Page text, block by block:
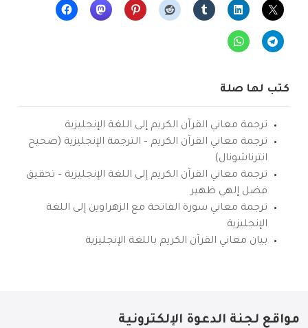
كتب لها صلة
ترجمة معاني القرآن الكريم إلى اللغة الإنجليزية
ترجمة معاني القرآن الكريم – الترجمة الإنجليزية (صحيح
انترناشونال)
ترجمة معاني القرآن الكريم إلى اللغة الإنجليزية – تحقيق
فضل إلهي ظهير
ترجمة معاني سورة الفاتحة مع الزهراوين إلى اللغة
الإنجليزية
بيان معاني القرآن الكريم باللغة الإنجليزية
مواقع لجنة الدعوة الإلكترونية